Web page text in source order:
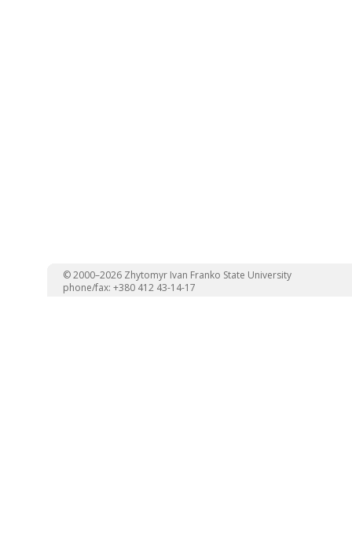
© 2000–2026 Zhytomyr Ivan Franko State University
phone/fax: +380 412 43-14-17